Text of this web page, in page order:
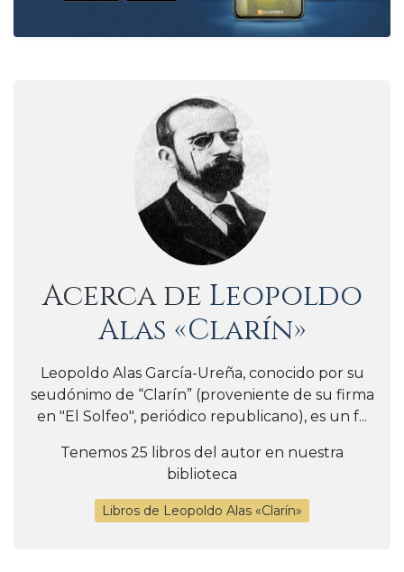
Acerca de Leopoldo
Alas «Clarín»
Leopoldo Alas García-Ureña, conocido por su
seudónimo de “Clarín” (proveniente de su firma
en "El Solfeo", periódico republicano), es un f...
Tenemos 25 libros del autor en nuestra
biblioteca
Libros de Leopoldo Alas «Clarín»